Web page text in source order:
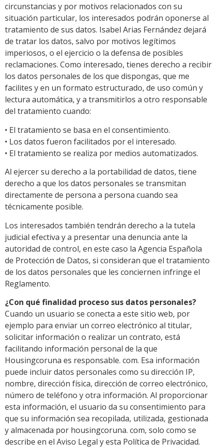
circunstancias y por motivos relacionados con su
situación particular, los interesados podrán oponerse al
tratamiento de sus datos. Isabel Arias Fernández dejará
de tratar los datos, salvo por motivos legítimos
imperiosos, o el ejercicio o la defensa de posibles
reclamaciones. Como interesado, tienes derecho a recibir
los datos personales de los que dispongas, que me
facilites y en un formato estructurado, de uso común y
lectura automática, y a transmitirlos a otro responsable
del tratamiento cuando:
• El tratamiento se basa en el consentimiento.
• Los datos fueron facilitados por el interesado.
• El tratamiento se realiza por medios automatizados.
Al ejercer su derecho a la portabilidad de datos, tiene
derecho a que los datos personales se transmitan
directamente de persona a persona cuando sea
técnicamente posible.
Los interesados también tendrán derecho a la tutela
judicial efectiva y a presentar una denuncia ante la
autoridad de control, en este caso la Agencia Española
de Protección de Datos, si consideran que el tratamiento
de los datos personales que les conciernen infringe el
Reglamento.
¿Con qué finalidad proceso sus datos personales?
Cuando un usuario se conecta a este sitio web, por
ejemplo para enviar un correo electrónico al titular,
solicitar información o realizar un contrato, está
facilitando información personal de la que
Housingcoruna es responsable. com. Esa información
puede incluir datos personales como su dirección IP,
nombre, dirección física, dirección de correo electrónico,
número de teléfono y otra información. Al proporcionar
esta información, el usuario da su consentimiento para
que su información sea recopilada, utilizada, gestionada
y almacenada por housingcoruna. com, solo como se
describe en el Aviso Legal y esta Política de Privacidad.